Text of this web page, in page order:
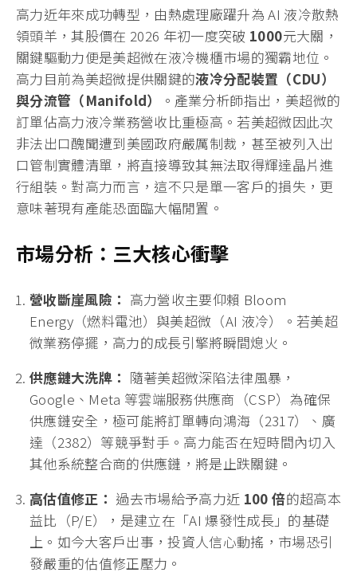
高力近年來成功轉型，由熱處理廠躍升為 AI 液冷散熱
領頭羊，其股價在 2026 年初一度突破 1000元大關，
關鍵驅動力便是美超微在液冷機櫃市場的獨霸地位。
高力目前為美超微提供關鍵的液冷分配裝置（CDU）
與分流管（Manifold）
。產業分析師指出，美超微的
訂單佔高力液冷業務營收比重極高。若美超微因此次
非法出口醜聞遭到美國政府嚴厲制裁，甚至被列入出
口管制實體清單，將直接導致其無法取得輝達晶片進
行組裝。對高力而言，這不只是單一客戶的損失，更
意味著現有產能恐面臨大幅閒置。
市場分析：三大核心衝擊
營收斷崖風險： 高力營收主要仰賴 Bloom
Energy（燃料電池）與美超微（AI 液冷）。若美超
微業務停擺，高力的成長引擎將瞬間熄火。
供應鏈大洗牌： 隨著美超微深陷法律風暴，
Google、Meta 等雲端服務供應商（CSP）為確保
供應鏈安全，極可能將訂單轉向鴻海（2317）、廣
達（2382）等競爭對手。高力能否在短時間內切入
其他系統整合商的供應鏈，將是止跌關鍵。
高估值修正： 過去市場給予高力近 100 倍的超高本
益比（P/E），是建立在「AI 爆發性成長」的基礎
上。如今大客戶出事，投資人信心動搖，市場恐引
發嚴重的估值修正壓力。